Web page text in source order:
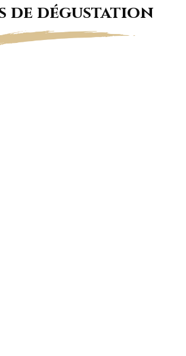
de dégustation